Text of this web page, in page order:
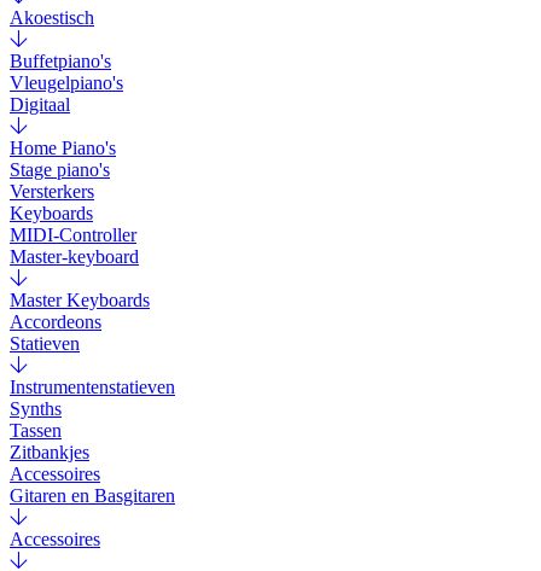
Akoestisch
Buffetpiano's
Vleugelpiano's
Digitaal
Home Piano's
Stage piano's
Versterkers
Keyboards
MIDI-Controller
Master-keyboard
Master Keyboards
Accordeons
Statieven
Instrumentenstatieven
Synths
Tassen
Zitbankjes
Accessoires
Gitaren en Basgitaren
Accessoires